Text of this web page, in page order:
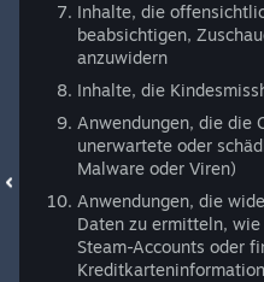
Inhalte, die
beabsichtigen,
anzuwidern
Inhalte, die
Anwendungen, die die
unerwartete oder
Malware oder Viren)
Anwendungen, die
Daten zu ermitteln,
Steam-Accounts oder